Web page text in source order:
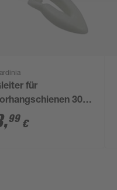
für
30
,99 €